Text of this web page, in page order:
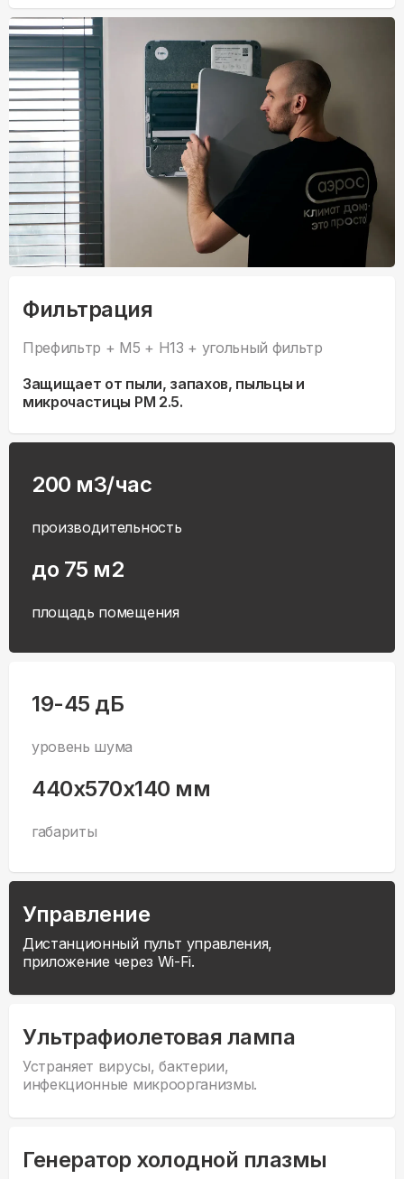
Фильтрация
Префильтр + M5 + H13 + угольный фильтр
Защищает от пыли, запахов, пыльцы и
микрочастицы PM 2.5.
200 м3/час
производительность
до 75 м2
площадь помещения
19-45 дБ
уровень шума
440x570x140 мм
габариты
Управление
Дистанционный пульт управления,
приложение через Wi-Fi.
Ультрафиолетовая лампа
Устраняет вирусы, бактерии,
инфекционные микроорганизмы.
Генератор холодной плазмы